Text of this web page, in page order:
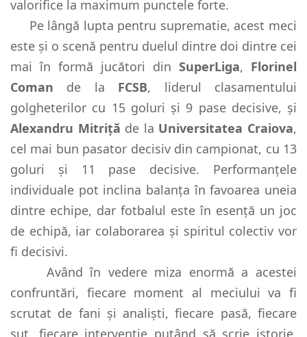
valorifice la maximum punctele forte.
Pe lângă lupta pentru suprematie, acest meci
este și o scenă pentru duelul dintre doi dintre cei
mai în formă jucători din SuperLiga, Florinel
Coman de la FCSB, liderul clasamentului
golgheterilor cu 15 goluri și 9 pase decisive, și
Alexandru Mitriță de la Universitatea Craiova,
cel mai bun pasator decisiv din campionat, cu 13
goluri și 11 pase decisive. Performanțele
individuale pot inclina balanța în favoarea uneia
dintre echipe, dar fotbalul este în esență un joc
de echipă, iar colaborarea și spiritul colectiv vor
fi decisivi.
Având în vedere miza enormă a acestei
confruntări, fiecare moment al meciului va fi
scrutat de fani și analiști, fiecare pasă, fiecare
șut, fiecare intervenție putând să scrie istorie.